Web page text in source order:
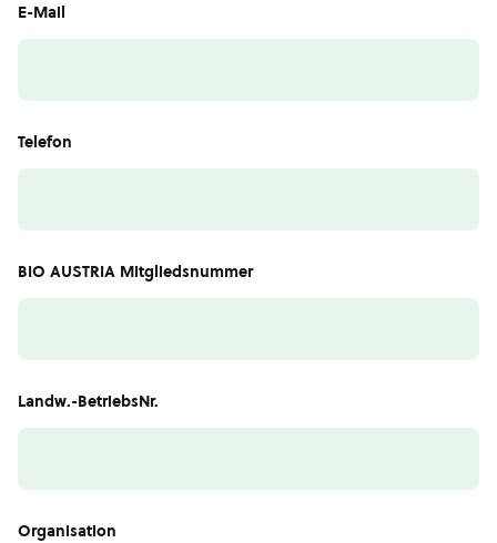
E-Mail
Telefon
BIO AUSTRIA Mitgliedsnummer
Landw.-BetriebsNr.
Organisation